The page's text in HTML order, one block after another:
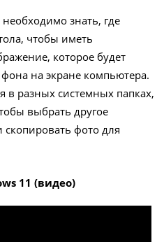
знать, где
чтобы иметь
которое будет
фона на экране компьютера.
в разных системных папках,
выбрать другое
фото для
11 (видео)